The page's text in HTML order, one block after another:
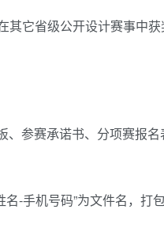
其它省级公开设计赛事中
、参赛承诺书、分项赛报
-手机号码”为文件名，打